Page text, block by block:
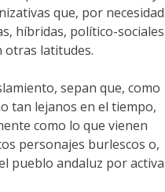
que, por necesidad
híbridas, político-sociales
otras latitudes.
sepan que, como
tan lejanos en el tiempo,
como lo que vienen
personajes burlescos o,
pueblo andaluz por activa